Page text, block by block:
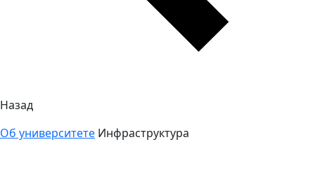
Назад
Об университете Инфраструктура